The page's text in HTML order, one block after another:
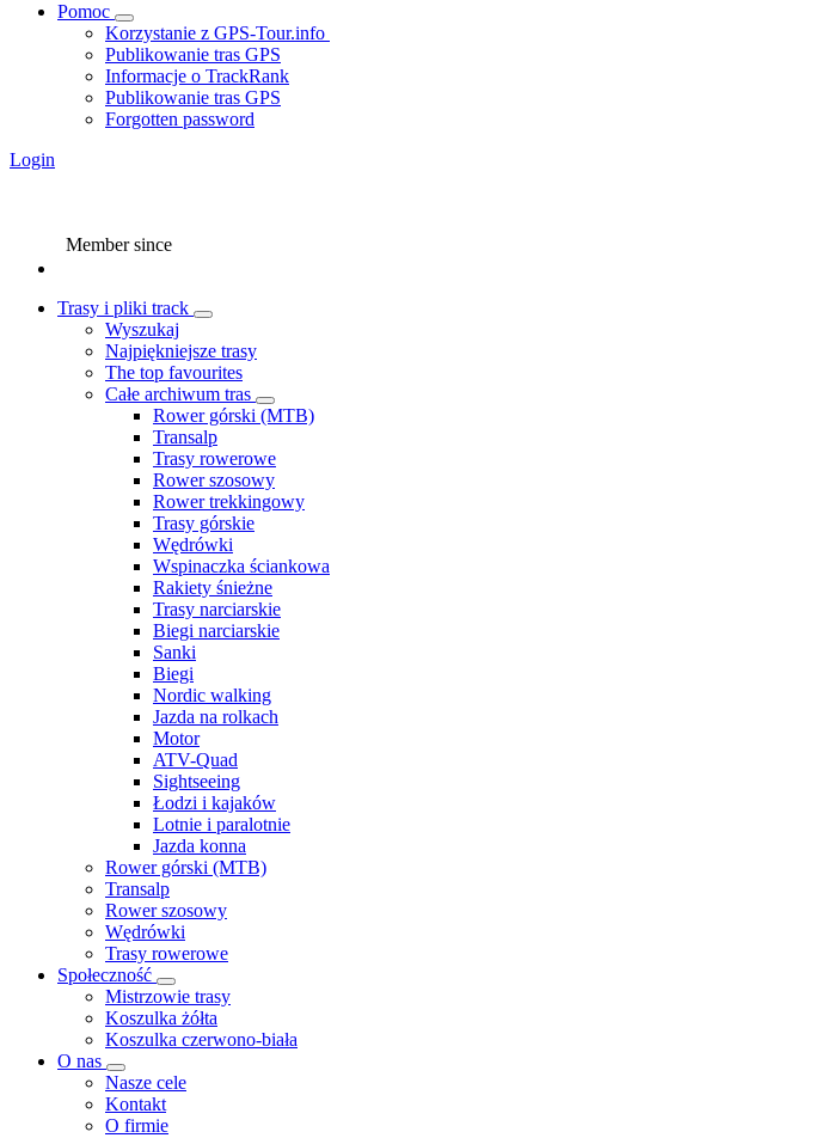
Pomoc
Korzystanie z GPS-Tour.info
Publikowanie tras GPS
Informacje o TrackRank
Publikowanie tras GPS
Forgotten password
Login
Member since
Trasy i pliki track
Wyszukaj
Najpiękniejsze trasy
The top favourites
Całe archiwum tras
Rower górski (MTB)
Transalp
Trasy rowerowe
Rower szosowy
Rower trekkingowy
Trasy górskie
Wędrówki
Wspinaczka ściankowa
Rakiety śnieżne
Trasy narciarskie
Biegi narciarskie
Sanki
Biegi
Nordic walking
Jazda na rolkach
Motor
ATV-Quad
Sightseeing
Łodzi i kajaków
Lotnie i paralotnie
Jazda konna
Rower górski (MTB)
Transalp
Rower szosowy
Wędrówki
Trasy rowerowe
Społeczność
Mistrzowie trasy
Koszulka żółta
Koszulka czerwono-biała
O nas
Nasze cele
Kontakt
O firmie